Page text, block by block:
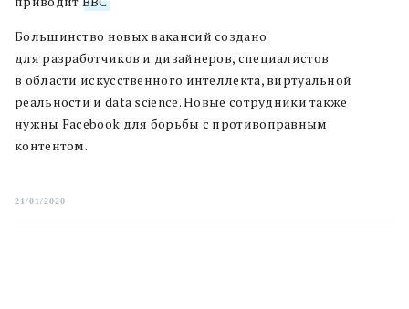
Большинство новых вакансий создано
для разработчиков и дизайнеров, специалистов
в области искусственного интеллекта, виртуальной
реальности и data science. Новые сотрудники также
нужны Facebook для борьбы с противоправным
контентом.
21/01/2020